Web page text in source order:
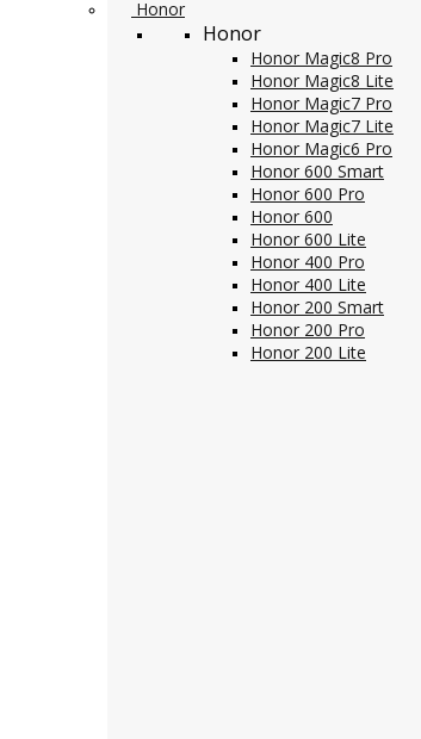
Honor
Honor
Honor Magic8 Pro
Honor Magic8 Lite
Honor Magic7 Pro
Honor Magic7 Lite
Honor Magic6 Pro
Honor 600 Smart
Honor 600 Pro
Honor 600
Honor 600 Lite
Honor 400 Pro
Honor 400 Lite
Honor 200 Smart
Honor 200 Pro
Honor 200 Lite